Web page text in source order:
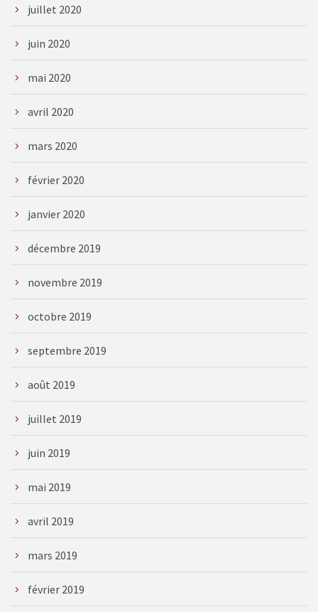
juillet 2020
juin 2020
mai 2020
avril 2020
mars 2020
février 2020
janvier 2020
décembre 2019
novembre 2019
octobre 2019
septembre 2019
août 2019
juillet 2019
juin 2019
mai 2019
avril 2019
mars 2019
février 2019